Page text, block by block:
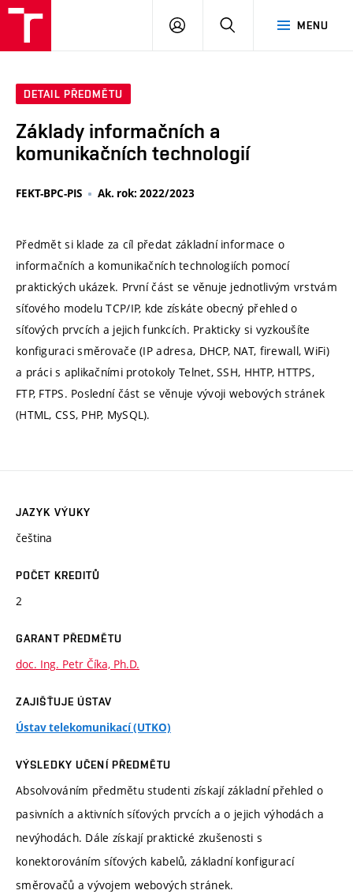
MENU
PŘIHLÁSIT
DETAIL PŘEDMĚTU
Základy informačních a
komunikačních technologií
FEKT-BPC-PIS Ak. rok: 2022/2023
Předmět si klade za cíl předat základní informace o
informačních a komunikačních technologiích pomocí
praktických ukázek. První část se věnuje jednotlivým vrstvám
síťového modelu TCP/IP, kde získáte obecný přehled o
síťových prvcích a jejich funkcích. Prakticky si vyzkoušíte
konfiguraci směrovače (IP adresa, DHCP, NAT, firewall, WiFi)
a práci s aplikačními protokoly Telnet, SSH, HHTP, HTTPS,
FTP, FTPS. Poslední část se věnuje vývoji webových stránek
(HTML, CSS, PHP, MySQL).
JAZYK VÝUKY
čeština
POČET KREDITŮ
2
GARANT PŘEDMĚTU
doc. Ing. Petr Číka, Ph.D.
ZAJIŠŤUJE ÚSTAV
Ústav telekomunikací (UTKO)
VÝSLEDKY UČENÍ PŘEDMĚTU
Absolvováním předmětu studenti získají základní přehled o
pasivních a aktivních síťových prvcích a o jejich výhodách a
nevýhodách. Dále získají praktické zkušenosti s
konektorováním síťových kabelů, základní konfigurací
směrovačů a vývojem webových stránek.